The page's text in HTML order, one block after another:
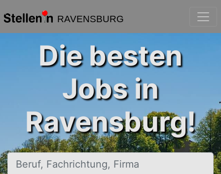
RAVENSBURG
Die besten
Jobs in
Ravensburg!
Beruf, Fachrichtung, Firma